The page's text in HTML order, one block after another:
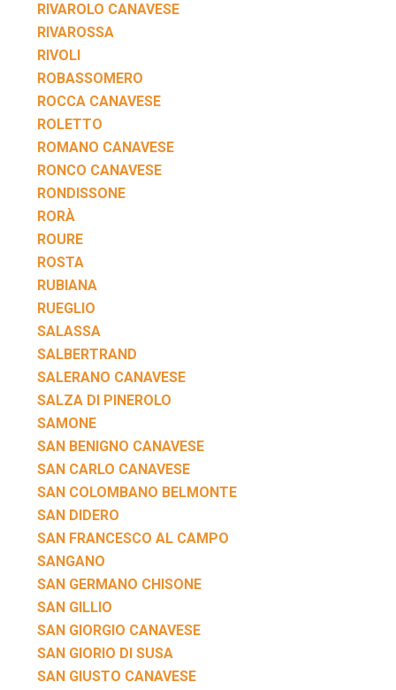
RIVAROLO CANAVESE
RIVAROSSA
RIVOLI
ROBASSOMERO
ROCCA CANAVESE
ROLETTO
ROMANO CANAVESE
RONCO CANAVESE
RONDISSONE
RORÀ
ROURE
ROSTA
RUBIANA
RUEGLIO
SALASSA
SALBERTRAND
SALERANO CANAVESE
SALZA DI PINEROLO
SAMONE
SAN BENIGNO CANAVESE
SAN CARLO CANAVESE
SAN COLOMBANO BELMONTE
SAN DIDERO
SAN FRANCESCO AL CAMPO
SANGANO
SAN GERMANO CHISONE
SAN GILLIO
SAN GIORGIO CANAVESE
SAN GIORIO DI SUSA
SAN GIUSTO CANAVESE